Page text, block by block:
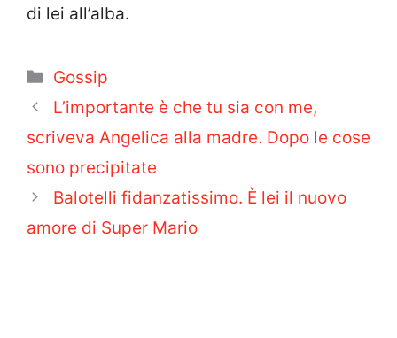
di lei all’alba.
Categorie
Gossip
L’importante è che tu sia con me,
scriveva Angelica alla madre. Dopo le cose
sono precipitate
Balotelli fidanzatissimo. È lei il nuovo
amore di Super Mario